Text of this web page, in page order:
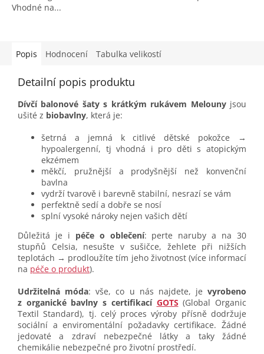
Vhodné na...
Popis Hodnocení Tabulka velikostí
Detailní popis produktu
Dívčí balonové šaty s krátkým rukávem Melouny jsou
ušité z biobavlny, která je:
šetrná a jemná k citlivé dětské pokožce →
hypoalergenní, tj vhodná i pro děti s atopickým
ekzémem
měkčí, pružnější a prodyšnější než konvenční
bavlna
vydrží tvarově i barevně stabilní, nesrazí se vám
perfektně sedí a dobře se nosí
splní vysoké nároky nejen vašich dětí
Důležitá je i péče o oblečení: perte naruby a na 30
stupňů Celsia, nesušte v sušičce, žehlete při nižších
teplotách → prodloužíte tím jeho životnost (více informací
na péče o produkt).
Udržitelná móda: vše, co u nás najdete, je vyrobeno
z organické bavlny s certifikací GOTS (Global Organic
Textil Standard), tj. celý proces výroby přísně dodržuje
sociální a enviromentální požadavky certifikace. Žádné
jedovaté a zdraví nebezpečné látky a taky žádné
chemikálie nebezpečné pro životní prostředí.